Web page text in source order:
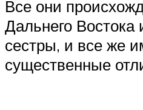
Все они
Дальнего Востока
сестры, и все же
существенные